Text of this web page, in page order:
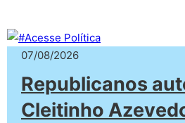
07/08/2026
Republicanos
Cleitinho